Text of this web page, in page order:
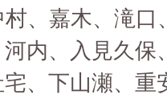
、嘉木、滝
内、入見久
、下山瀬、重